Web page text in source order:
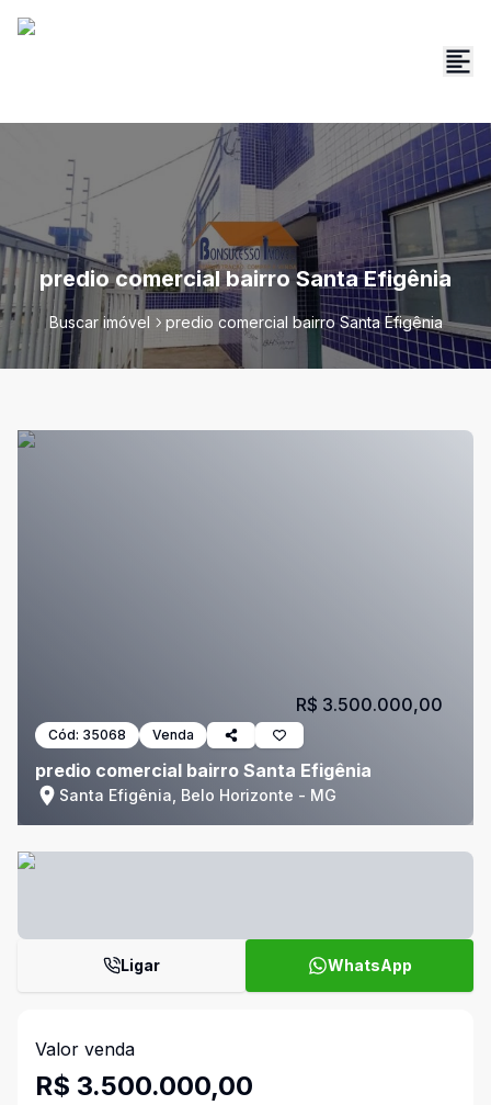
predio comercial bairro Santa Efigênia
Buscar imóvel predio comercial bairro Santa Efigênia
Cód: 35068 Venda
predio comercial bairro Santa Efigênia
Santa Efigênia, Belo Horizonte - MG
R$ 3.500.000,00
Ligar WhatsApp
Valor venda
R$ 3.500.000,00